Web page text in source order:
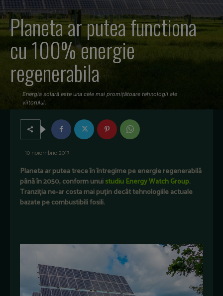
Planeta ar putea functiona
cu 100% energie
regenerabila
Energia solară este una cele mai promițătoare tehnologii ale
viitorului.
10 noiembrie 2017
Planeta ar putea trece în întregime pe energie regenerabilă
până în 2050,conform unuistudiu Energy Watch Group.
Tranziția ne-ar costa mai puțin decât tehnologiile actuale
bazate pe combustibili fosili.